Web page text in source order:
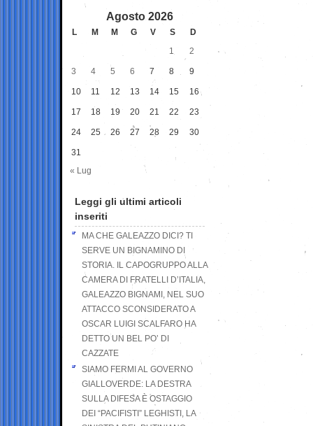
Agosto 2026
L M M G V S
D
1
2
3 4 5 6 7 8 9
10 11 12 13 14 15 16
17 18 19 20 21 22 23
24 25 26 27 28 29 30
31
« Lug
Leggi gli ultimi articoli
inseriti
MA CHE GALEAZZO DICI? TI
SERVE UN BIGNAMINO DI
STORIA. IL CAPOGRUPPO ALLA
CAMERA DI FRATELLI D’ITALIA,
GALEAZZO BIGNAMI, NEL SUO
ATTACCO SCONSIDERATO A
OSCAR LUIGI SCALFARO HA
DETTO UN BEL PO’ DI
CAZZATE
SIAMO FERMI AL GOVERNO
GIALLOVERDE: LA DESTRA
SULLA DIFESA È OSTAGGIO
DEI “PACIFISTI” LEGHISTI, LA